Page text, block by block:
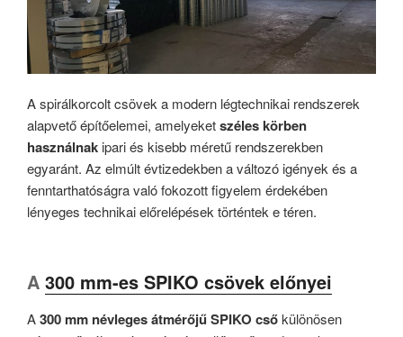
A spirálkorcolt csövek a modern légtechnikai rendszerek
alapvető építőelemei, amelyeketszéles körben
használnak ipari és kisebb méretű rendszerekben
egyaránt. Az elmúlt évtizedekben a változó igények és a
fenntarthatóságra való fokozott figyelem érdekében
lényeges technikai előrelépések történtek e téren.
A 300 mm-es SPIKO csövek előnyei
A300 mm névleges átmérőjű SPIKO csőkülönösen